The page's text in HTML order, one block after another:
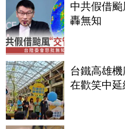
中共假借
轟無知
台鐵高雄
在歡笑中延